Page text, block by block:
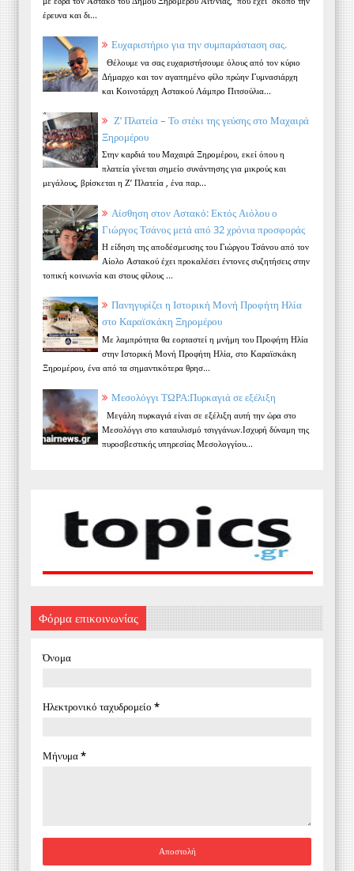
έρευνα και δι...
Ευχαριστήριο για την συμπαράσταση σας.
Θέλουμε να σας ευχαριστήσουμε όλους από τον κύριο
Δήμαρχο και τον αγαπημένο φίλο πρώην Γυμνασιάρχη
και Κοινοτάρχη Αστακού Λάμπρο Πιτσούλια...
Ζ’ Πλατεία – Το στέκι της γεύσης στο Μαχαιρά
Ξηρομέρου
Στην καρδιά του Μαχαιρά Ξηρομέρου, εκεί όπου η
πλατεία γίνεται σημείο συνάντησης για μικρούς και
μεγάλους, βρίσκεται η Ζ’ Πλατεία , ένα παρ...
Αίσθηση στον Αστακό: Εκτός Αιόλου ο
Γιώργος Τσάνος μετά από 32 χρόνια προσφοράς
Η είδηση της αποδέσμευσης του Γιώργου Τσάνου από τον
Αίολο Αστακού έχει προκαλέσει έντονες συζητήσεις στην
τοπική κοινωνία και στους φίλους ...
Πανηγυρίζει η Ιστορική Μονή Προφήτη Ηλία
στο Καραϊσκάκη Ξηρομέρου
Με λαμπρότητα θα εορταστεί η μνήμη του Προφήτη Ηλία
στην Ιστορική Μονή Προφήτη Ηλία, στο Καραϊσκάκη
Ξηρομέρου, ένα από τα σημαντικότερα θρησ...
Μεσολόγγι ΤΩΡΑ:Πυρκαγιά σε εξέλιξη
Μεγάλη πυρκαγιά είναι σε εξέλιξη αυτή την ώρα στο
Μεσολόγγι στο καταυλισμό τσιγγάνων.Ισχυρή δύναμη της
πυροσβεστικής υπηρεσίας Μεσολογγίου...
Φόρμα επικοινωνίας
Όνομα
Ηλεκτρονικό ταχυδρομείο *
Μήνυμα*